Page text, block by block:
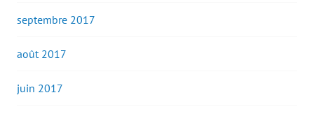
septembre 2017
août 2017
juin 2017